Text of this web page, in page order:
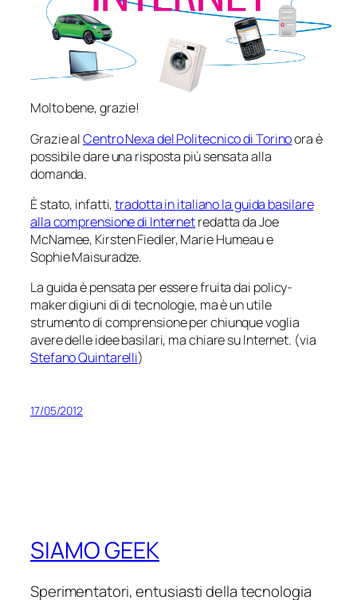
Molto bene, grazie!
Grazie alCentro Nexa del Politecnico di Torinoora è
possibile dare una risposta più sensata alla
domanda.
È stato, infatti,tradotta in italiano la guida basilare
alla comprensione di Internetredatta da Joe
McNamee, Kirsten Fiedler, Marie Humeau e
Sophie Maisuradze.
La guida è pensata per essere fruita dai policy-
makerdigiuni di di tecnologie, ma è un utile
strumento di comprensione per chiunque voglia
avere delle idee basilari, ma chiare su Internet. (via
Stefano Quintarelli)
17/05/2012
SIAMO GEEK
Sperimentatori, entusiasti della tecnologia